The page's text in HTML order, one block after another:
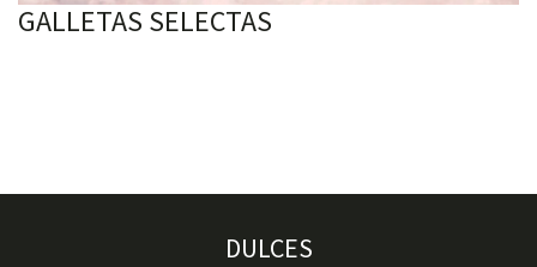
GALLETAS SELECTAS
DULCES